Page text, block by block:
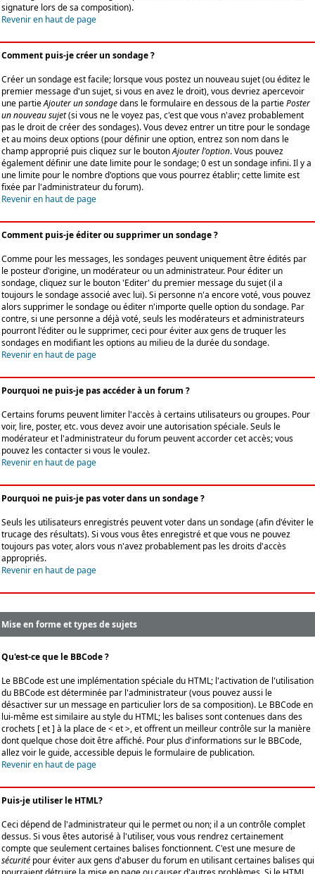
signature lors de sa composition).
Revenir en haut de page
Comment puis-je créer un sondage ?
Créer un sondage est facile; lorsque vous postez un nouveau sujet (ou éditez le
premier message d'un sujet, si vous en avez le droit), vous devriez apercevoir
une partieAjouter un sondagedans le formulaire en dessous de la partiePoster
un nouveau sujet(si vous ne le voyez pas, c'est que vous n'avez probablement
pas le droit de créer des sondages). Vous devez entrer un titre pour le sondage
et au moins deux options (pour définir une option, entrez son nom dans le
champ approprié puis cliquez sur le boutonAjouter l'option. Vous pouvez
également définir une date limite pour le sondage; 0 est un sondage infini. Il y a
une limite pour le nombre d'options que vous pourrez établir; cette limite est
fixée par l'administrateur du forum).
Revenir en haut de page
Comment puis-je éditer ou supprimer un sondage ?
Comme pour les messages, les sondages peuvent uniquement être édités par
le posteur d'origine, un modérateur ou un administrateur. Pour éditer un
sondage, cliquez sur le bouton 'Editer' du premier message du sujet (il a
toujours le sondage associé avec lui). Si personne n'a encore voté, vous pouvez
alors supprimer le sondage ou éditer n'importe quelle option du sondage. Par
contre, si une personne a déjà voté, seuls les modérateurs et administrateurs
pourront l'éditer ou le supprimer, ceci pour éviter aux gens de truquer les
sondages en modifiant les options au milieu de la durée du sondage.
Revenir en haut de page
Pourquoi ne puis-je pas accéder à un forum ?
Certains forums peuvent limiter l'accès à certains utilisateurs ou groupes. Pour
voir, lire, poster, etc. vous devez avoir une autorisation spéciale. Seuls le
modérateur et l'administrateur du forum peuvent accorder cet accès; vous
pouvez les contacter si vous le voulez.
Revenir en haut de page
Pourquoi ne puis-je pas voter dans un sondage ?
Seuls les utilisateurs enregistrés peuvent voter dans un sondage (afin d'éviter le
trucage des résultats). Si vous vous êtes enregistré et que vous ne pouvez
toujours pas voter, alors vous n'avez probablement pas les droits d'accès
appropriés.
Revenir en haut de page
Mise en forme et types de sujets
Qu'est-ce que le BBCode ?
Le BBCode est une implémentation spéciale du HTML; l'activation de l'utilisation
du BBCode est déterminée par l'administrateur (vous pouvez aussi le
désactiver sur un message en particulier lors de sa composition). Le BBCode en
lui-même est similaire au style du HTML; les balises sont contenues dans des
crochets [ et ] à la place de < et >, et offrent un meilleur contrôle sur la manière
dont quelque chose doit être affiché. Pour plus d'informations sur le BBCode,
allez voir le guide, accessible depuis le formulaire de publication.
Revenir en haut de page
Puis-je utiliser le HTML?
Ceci dépend de l'administrateur qui le permet ou non; il a un contrôle complet
dessus. Si vous êtes autorisé à l'utiliser, vous vous rendrez certainement
compte que seulement certaines balises fonctionnent. C'est une mesure de
sécurité pour éviter aux gens d'abuser du forum en utilisant certaines balises qui